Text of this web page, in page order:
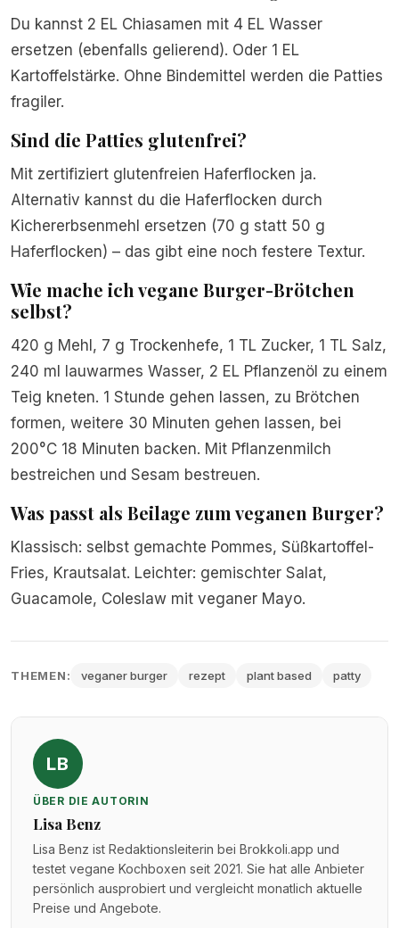
Du kannst 2 EL Chiasamen mit 4 EL Wasser
ersetzen (ebenfalls gelierend). Oder 1 EL
Kartoffelstärke. Ohne Bindemittel werden die Patties
fragiler.
Sind die Patties glutenfrei?
Mit zertifiziert glutenfreien Haferflocken ja.
Alternativ kannst du die Haferflocken durch
Kichererbsenmehl ersetzen (70 g statt 50 g
Haferflocken) – das gibt eine noch festere Textur.
Wie mache ich vegane Burger-Brötchen
selbst?
420 g Mehl, 7 g Trockenhefe, 1 TL Zucker, 1 TL Salz,
240 ml lauwarmes Wasser, 2 EL Pflanzenöl zu einem
Teig kneten. 1 Stunde gehen lassen, zu Brötchen
formen, weitere 30 Minuten gehen lassen, bei
200°C 18 Minuten backen. Mit Pflanzenmilch
bestreichen und Sesam bestreuen.
Was passt als Beilage zum veganen Burger?
Klassisch: selbst gemachte Pommes, Süßkartoffel-
Fries, Krautsalat. Leichter: gemischter Salat,
Guacamole, Coleslaw mit veganer Mayo.
THEMEN: veganer burger rezept plant based patty
LB
ÜBER DIE AUTORIN
Lisa Benz
Lisa Benz ist Redaktionsleiterin bei Brokkoli.app und
testet vegane Kochboxen seit 2021. Sie hat alle Anbieter
persönlich ausprobiert und vergleicht monatlich aktuelle
Preise und Angebote.